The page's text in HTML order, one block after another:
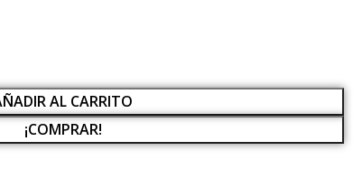
AL CARRITO
¡COMPRAR!